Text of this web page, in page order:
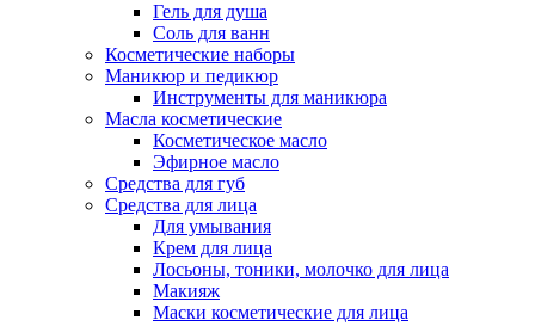
Гель для душа
Соль для ванн
Косметические наборы
Маникюр и педикюр
Инструменты для маникюра
Масла косметические
Косметическое масло
Эфирное масло
Средства для губ
Средства для лица
Для умывания
Крем для лица
Лосьоны, тоники, молочко для лица
Макияж
Маски косметические для лица